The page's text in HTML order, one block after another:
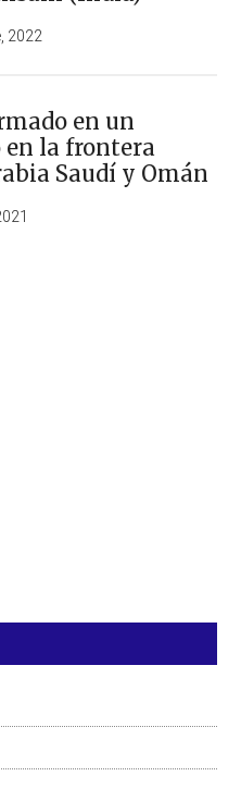
2022
en un
en la frontera
Saudí y Omán